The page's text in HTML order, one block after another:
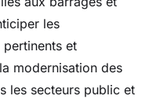
les
et
modernisation des
les secteurs public et